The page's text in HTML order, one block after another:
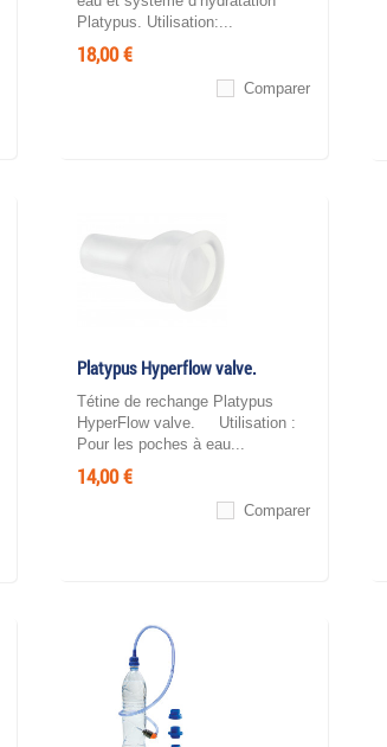
Platypus. Utilisation:...
18,00 €
Comparer
Platypus Hyperflow valve.
Tétine de rechange Platypus
HyperFlow valve. Utilisation :
Pour les poches à eau...
14,00 €
Comparer